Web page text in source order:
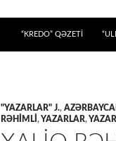
“KREDO” QƏZETİ
"YAZARLAR" J.,
RƏHIMLI ,YAZARLAR,